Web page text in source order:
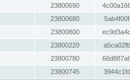
23800690
23800680
23800800
23800220
23800780
23800745